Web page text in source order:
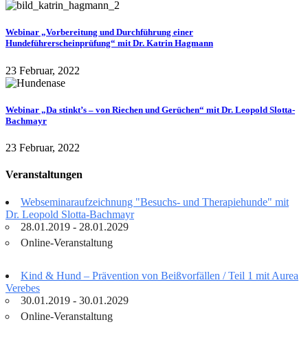
Webinar „Vorbereitung und Durchführung einer
Hundeführerscheinprüfung“ mit Dr. Katrin Hagmann
23 Februar, 2022
Webinar „Da stinkt’s – von Riechen und Gerüchen“ mit Dr. Leopold Slotta-
Bachmayr
23 Februar, 2022
Veranstaltungen
Webseminaraufzeichnung "Besuchs- und Therapiehunde" mit
Dr. Leopold Slotta-Bachmayr
28.01.2019 - 28.01.2029
Online-Veranstaltung
Kind & Hund – Prävention von Beißvorfällen / Teil 1 mit Aurea
Verebes
30.01.2019 - 30.01.2029
Online-Veranstaltung